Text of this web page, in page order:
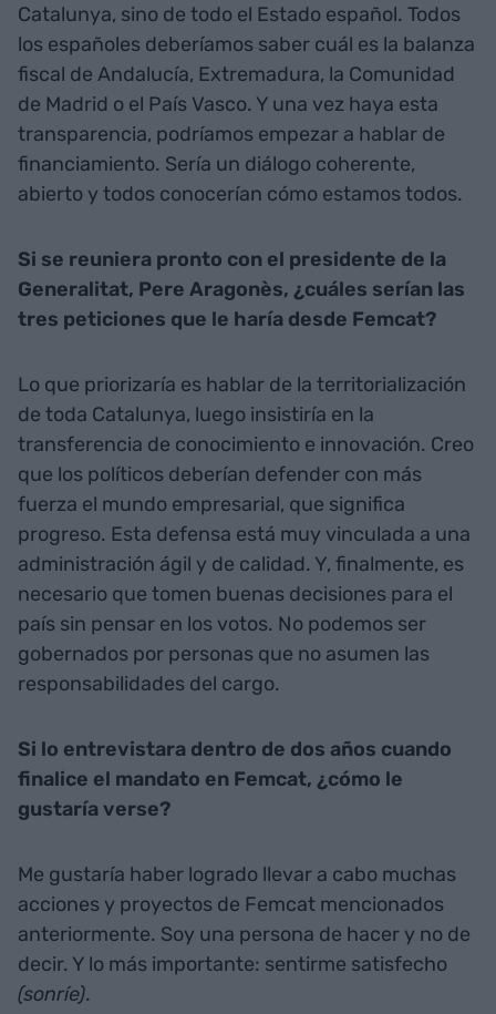
Catalunya, sino de todo el Estado español. Todos
los españoles deberíamos saber cuál es la balanza
fiscal de Andalucía, Extremadura, la Comunidad
de Madrid o el País Vasco. Y una vez haya esta
transparencia, podríamos empezar a hablar de
financiamiento. Sería un diálogo coherente,
abierto y todos conocerían cómo estamos todos.
Si se reuniera pronto con el presidente de la
Generalitat, Pere Aragonès, ¿cuáles serían las
tres peticiones que le haría desde Femcat?
Lo que priorizaría es hablar de la territorialización
de toda Catalunya, luego insistiría en la
transferencia de conocimiento e innovación. Creo
que los políticos deberían defender con más
fuerza el mundo empresarial, que significa
progreso. Esta defensa está muy vinculada a una
administración ágil y de calidad. Y, finalmente, es
necesario que tomen buenas decisiones para el
país sin pensar en los votos. No podemos ser
gobernados por personas que no asumen las
responsabilidades del cargo.
Si lo entrevistara dentro de dos años cuando
finalice el mandato en Femcat, ¿cómo le
gustaría verse?
Me gustaría haber logrado llevar a cabo muchas
acciones y proyectos de Femcat mencionados
anteriormente. Soy una persona de hacer y no de
decir. Y lo más importante: sentirme satisfecho
(sonríe).